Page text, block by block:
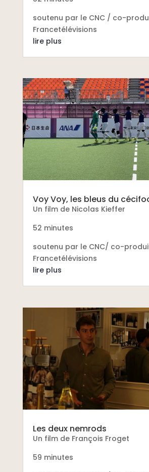
soutenu par le CNC / co-
Francetélévisions
lire plus
Voy Voy, les bleus du
Un film de Nicolas Kieffer
52 minutes
soutenu par le CNC/ co-
Francetélévisions
lire plus
Les deux nemrods
Un film de François Froget
59 minutes